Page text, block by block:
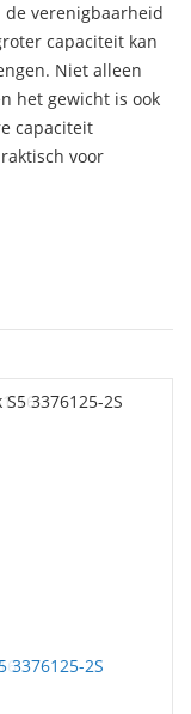
verenigbaarheid
capaciteit kan
Niet alleen
het gewicht is ook
capaciteit
voor
3376125-2S